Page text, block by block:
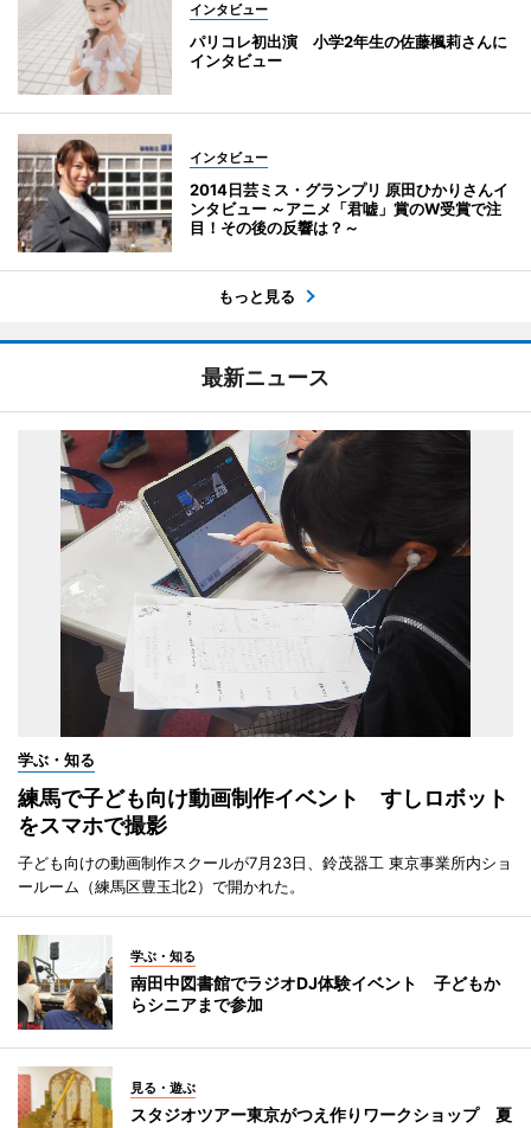
インタビュー
パリコレ初出演 小学2年生の佐藤楓莉さんに
インタビュー
インタビュー
2014日芸ミス・グランプリ 原田ひかりさんイ
ンタビュー ～アニメ「君嘘」賞のW受賞で注
目！その後の反響は？～
もっと見る
最新ニュース
学ぶ・知る
練馬で子ども向け動画制作イベント すしロボット
をスマホで撮影
子ども向けの動画制作スクールが7月23日、鈴茂器工 東京事業所内ショ
ールーム（練馬区豊玉北2）で開かれた。
学ぶ・知る
南田中図書館でラジオDJ体験イベント 子どもか
らシニアまで参加
見る・遊ぶ
スタジオツアー東京がつえ作りワークショップ 夏